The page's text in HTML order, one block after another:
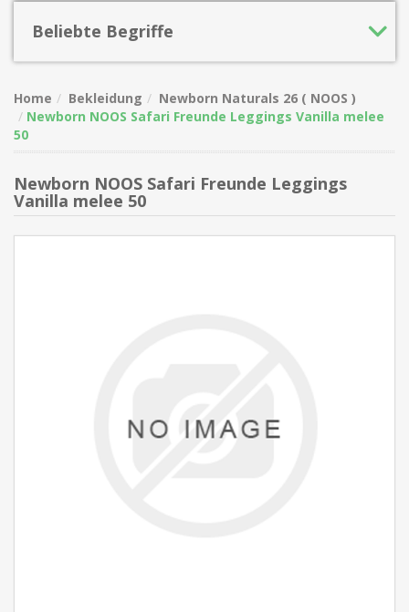
Beliebte Begriffe
Home Bekleidung
Newborn Naturals 26 ( NOOS )
Newborn NOOS Safari Freunde Leggings Vanilla melee
50
Newborn NOOS Safari Freunde Leggings
Vanilla melee 50